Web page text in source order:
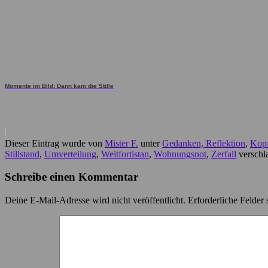
Momente im Bild: Dann kam die Stille
Dieser Eintrag wurde von Mister F. unterGedanken, Reflektion,
Stillstand, Umverteilung, Weitfortistan, Wohnungsnot, Zerfall
Schreibe einen Kommentar
Deine E-Mail-Adresse wird nicht veröffentlicht. Erforderliche Felder